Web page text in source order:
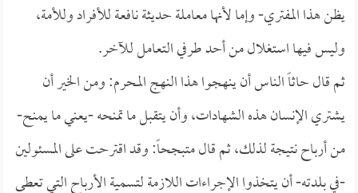
يظن هذا المفتري- وإما لأنها معاملة حديثة نافعة للأفراد وللأمة،
وليس فيها استغلال من أحد طرفي التعامل للآخر.
ثم قال حاثاً الناس أن ينهجوا هذا النهج المحرم: ومن الخير أن
يشتري الإنسان هذه الشهادات، وأن يتقبل ما تمنحه -يعني ما يمنح-
من أرباح نتيجة لذلك، ثم قال متبجحاً: وقد اقترحت على المسئولين
-في بلدته- أن يتخذوا الإجراءات اللازمة لتسمية الأرباح التي تعطى